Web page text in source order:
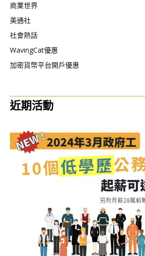
商業世界
美通社
社會熱話
WavingCat優惠
加密貨幣平台開戶優惠
近期活動